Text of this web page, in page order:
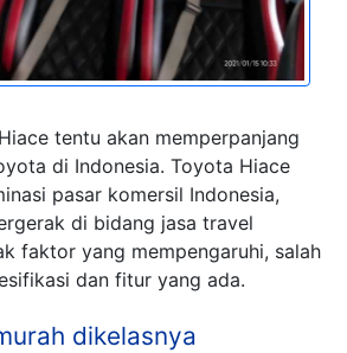
tentu akan memperpanjang
di Indonesia. Toyota Hiace
pasar komersil Indonesia,
di bidang jasa travel
faktor yang mempengaruhi, salah
dan fitur yang ada.
dikelasnya